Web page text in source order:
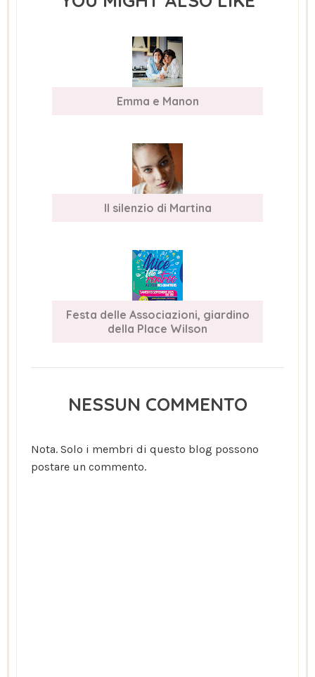
Emma e Manon
Il silenzio di Martina
Festa delle Associazioni, giardino
della Place Wilson
NESSUN COMMENTO
Nota. Solo i membri di questo blog possono
postare un commento.